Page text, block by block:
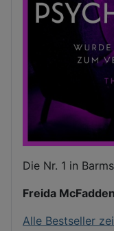
Die Nr. 1 in
Freida
Alle Bestseller